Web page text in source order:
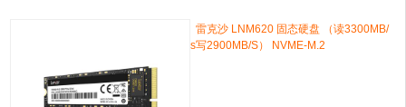
雷克沙 LNM620 固态硬盘 （读3300MB/
s写2900MB/S） NVME-M.2